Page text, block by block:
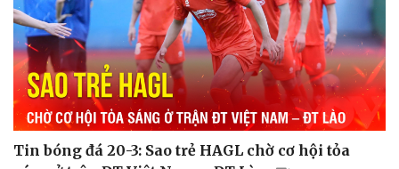
eSports
Hậu trường
Tin bóng đá 20-3: Sao trẻ HAGL chờ cơ hội tỏa